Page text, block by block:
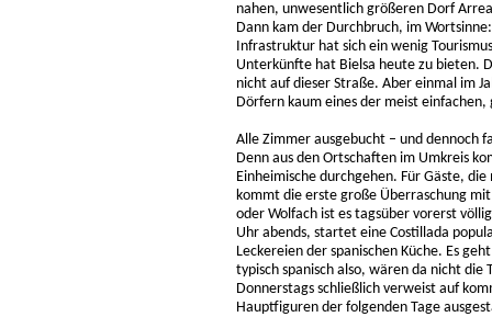
nahen, unwesentlich größeren Dorf
Dann kam der Durchbruch, im
Infrastruktur hat sich ein wenig
Unterkünfte hat Bielsa heute zu bieten.
nicht auf dieser Straße. Aber einmal im
Dörfern kaum eines der meist
Alle Zimmer ausgebucht – und dennoch
Denn aus den Ortschaften im Umkreis
Einheimische durchgehen. Für Gäste,
kommt die erste große Überraschung
oder Wolfach ist es tagsüber vorerst
Uhr abends, startet eine Costillada
Leckereien der spanischen Küche. Es
typisch spanisch also, wären da nicht
Donnerstags schließlich verweist auf
Hauptfiguren der folgenden Tage